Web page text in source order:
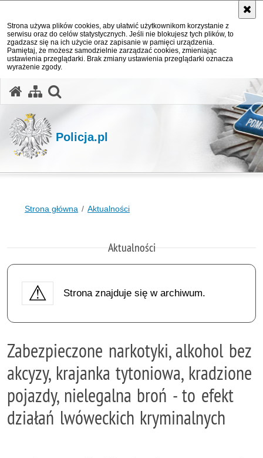
Strona używa plików cookies, aby ułatwić użytkownikom korzystanie z
serwisu oraz do celów statystycznych. Jeśli nie blokujesz tych plików, to
zgadzasz się na ich użycie oraz zapisanie w pamięci urządzenia.
Pamiętaj, że możesz samodzielnie zarządzać cookies, zmieniając
ustawienia przeglądarki. Brak zmiany ustawienia przeglądarki oznacza
wyrażenie zgody.
Policja.pl
Strona główna Aktualności
Aktualności
Strona znajduje się w archiwum.
Zabezpieczone narkotyki, alkohol bez
akcyzy, krajanka tytoniowa, kradzione
pojazdy, nielegalna broń - to efekt
działań lwóweckich kryminalnych